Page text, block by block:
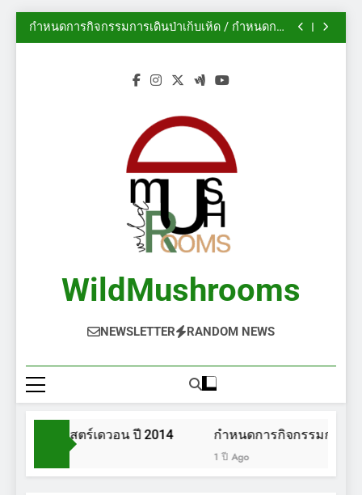
Skip
to
นิทรรศการสวนพฤกษศาสตร์เดวอน ปี 2014
กำหนดการกิจกรรมการเดินป่าเก็บเห็ด / กำหนดการ
งานกิจกรรม
ฟอรั่ม AMS: ฤดูกาลเห็ดในแคลการีเริ่มต้นแล้ว!
นิทรรศการสวนพฤกษศาสตร์เดวอน ปี 2014
กำหนดการกิจกรรมการเดินป่าเก็บเห็ด / กำหนดการ
ไม้ประดับ – เห็ดป่า
WildMushrooms
NEWSLETTER RANDOM NEWS
นพฤกษศาสตร์เดวอน ปี 2014 กำหนดการกิจกรรมการเ
1 ปี Ago